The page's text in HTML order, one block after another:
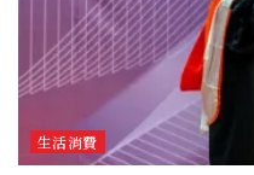
生活消費